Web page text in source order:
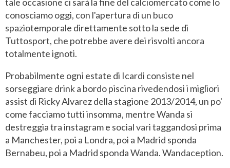
conosciamo oggi, con l'apertura di un buco
spaziotemporale direttamente sotto la sede di
Tuttosport, che potrebbe avere dei risvolti ancora
totalmente ignoti.
Probabilmente ogni estate di Icardi consiste nel
sorseggiare drink a bordo piscina rivedendosi i migliori
assist di Ricky Alvarez della stagione 2013/2014, un po'
come facciamo tutti insomma, mentre Wanda si
destreggia tra instagram e social vari taggandosi prima
a Manchester, poi a Londra, poi a Madrid sponda
Bernabeu, poi a Madrid sponda Wanda. Wandaception.